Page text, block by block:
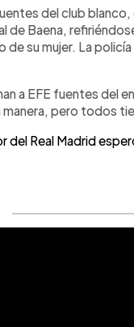
del club
de Baena,
de su mujer. La
a EFE fuentes del
pero todos
del Real Madrid